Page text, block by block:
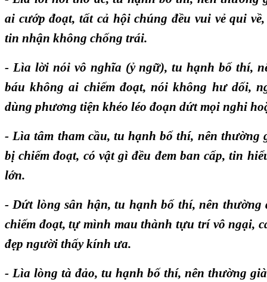
ai cướp đoạt, tất cả hội chúng đều vui vẻ qui
tin nhận không chống trái.
- Lìa lời nói vô nghĩa (ỷ ngữ), tu hạnh bố thí,
báu không ai chiếm đoạt, nói không hư dối,
dùng phương tiện khéo léo đoạn dứt mọi nghi
- Lìa tâm tham cầu, tu hạnh bố thí, nên thường
bị chiếm đoạt, có vật gì đều đem ban cấp, tin
lớn.
- Dứt lòng sân hận, tu hạnh bố thí, nên thường
chiếm đoạt, tự mình mau thành tựu trí vô ngại,
đẹp người thấy kính ưa.
- Lìa lòng tà đảo, tu hạnh bố thí, nên thường